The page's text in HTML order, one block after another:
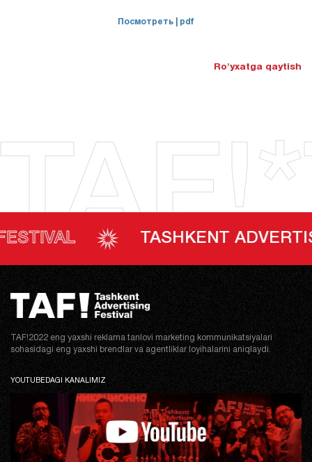
Посмотреть | pdf
Ro'yxatga qaytish
TASHKENT ADVERTISING
TAF!2022 eng yaxshi reklama tanlovi marketing kommunikatsiyalari
sohasidagi eng yaxshi brendlar va agentliklar loyihalarini aniqlaydi.
YOUTUBEDAGI KANALIMIZ